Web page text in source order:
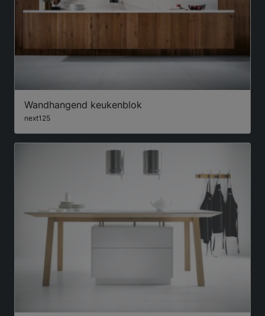
Wandhangend keukenblok
next125